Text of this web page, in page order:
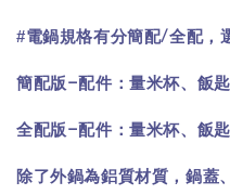
#電鍋規格有分簡配/全配，
簡配版-配件：量米杯、飯匙
全配版-配件：量米杯、飯
除了外鍋為鋁質材質，鍋蓋